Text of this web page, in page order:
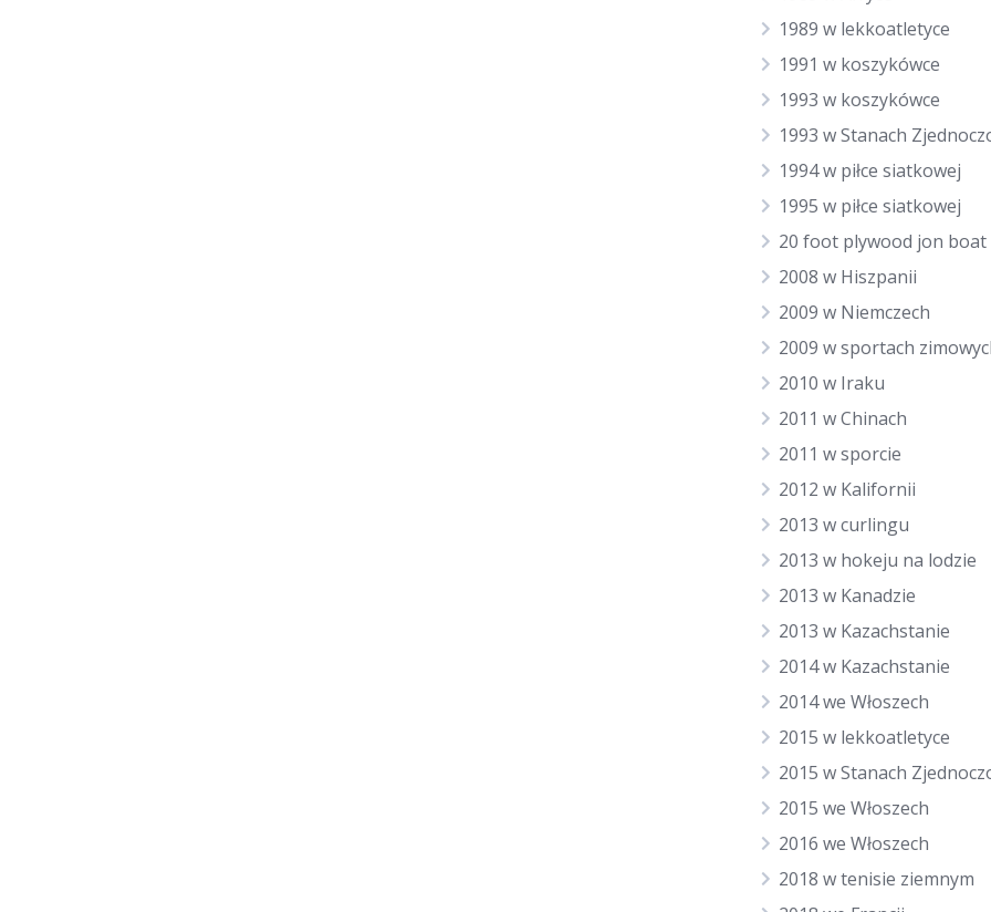
1989 w lekkoatletyce
1991 w koszykówce
1993 w koszykówce
1993 w Stanach
1994 w piłce siatkowej
1995 w piłce siatkowej
20 foot plywood jon boat
2008 w Hiszpanii
2009 w Niemczech
2009 w sportach
2010 w Iraku
2011 w Chinach
2011 w sporcie
2012 w Kalifornii
2013 w curlingu
2013 w hokeju na lodzie
2013 w Kanadzie
2013 w Kazachstanie
2014 w Kazachstanie
2014 we Włoszech
2015 w lekkoatletyce
2015 w Stanach
2015 we Włoszech
2016 we Włoszech
2018 w tenisie ziemnym